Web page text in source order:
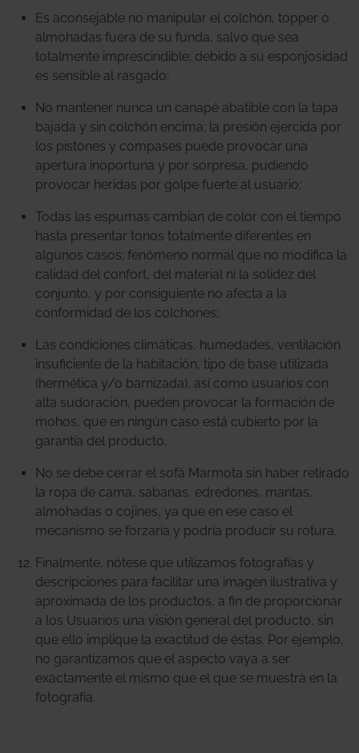
Es aconsejable no manipular el colchón, topper o
almohadas fuera de su funda, salvo que sea
totalmente imprescindible; debido a su esponjosidad
es sensible al rasgado;
No mantener nunca un canapé abatible con la tapa
bajada y sin colchón encima; la presión ejercida por
los pistones y compases puede provocar una
apertura inoportuna y por sorpresa, pudiendo
provocar heridas por golpe fuerte al usuario;
Todas las espumas cambian de color con el tiempo
hasta presentar tonos totalmente diferentes en
algunos casos; fenómeno normal que no modifica la
calidad del confort, del material ni la solidez del
conjunto, y por consiguiente no afecta a la
conformidad de los colchones;
Las condiciones climáticas, humedades, ventilación
insuficiente de la habitación, tipo de base utilizada
(hermética y/o barnizada), así como usuarios con
alta sudoración, pueden provocar la formación de
mohos, que en ningún caso está cubierto por la
garantía del producto.
No se debe cerrar el sofá Marmota sin haber retirado
la ropa de cama, sabanas, edredones, mantas,
almohadas o cojines, ya que en ese caso el
mecanismo se forzaría y podría producir su rotura.
Finalmente, nótese que utilizamos fotografías y
descripciones para facilitar una imagen ilustrativa y
aproximada de los productos, a fin de proporcionar
a los Usuarios una visión general del producto, sin
que ello implique la exactitud de éstas. Por ejemplo,
no garantizamos que el aspecto vaya a ser
exactamente el mismo que el que se muestra en la
fotografía.